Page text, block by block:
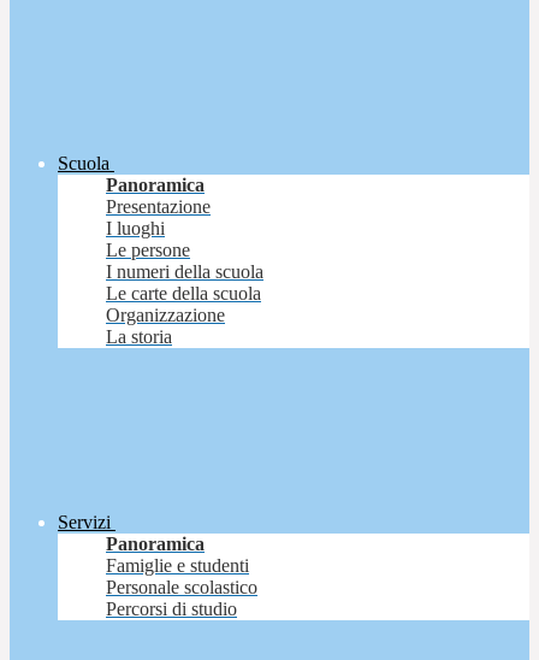
Scuola
Panoramica
Presentazione
I luoghi
Le persone
I numeri della scuola
Le carte della scuola
Organizzazione
La storia
Servizi
Panoramica
Famiglie e studenti
Personale scolastico
Percorsi di studio